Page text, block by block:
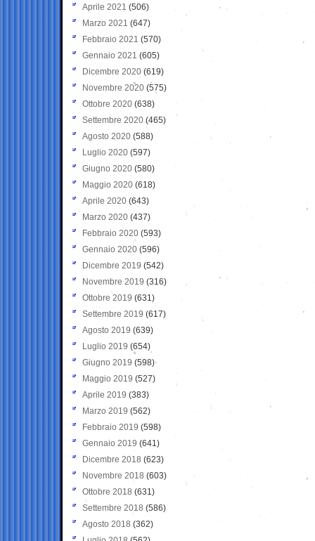
Aprile 2021 (506)
Marzo 2021 (647)
Febbraio 2021 (570)
Gennaio 2021 (605)
Dicembre 2020 (619)
Novembre 2020 (575)
Ottobre 2020 (638)
Settembre 2020(465)
Agosto 2020 (588)
Luglio 2020 (597)
Giugno 2020 (580)
Maggio 2020 (618)
Aprile 2020 (643)
Marzo 2020 (437)
Febbraio 2020 (593)
Gennaio 2020 (596)
Dicembre 2019 (542)
Novembre 2019 (316)
Ottobre 2019 (631)
Settembre 2019 (617)
Agosto 2019 (639)
Luglio 2019 (654)
Giugno 2019 (598)
Maggio 2019 (527)
Aprile 2019 (383)
Marzo 2019 (562)
Febbraio 2019 (598)
Gennaio 2019 (641)
Dicembre 2018 (623)
Novembre 2018 (603)
Ottobre 2018 (631)
Settembre 2018 (586)
Agosto 2018 (362)